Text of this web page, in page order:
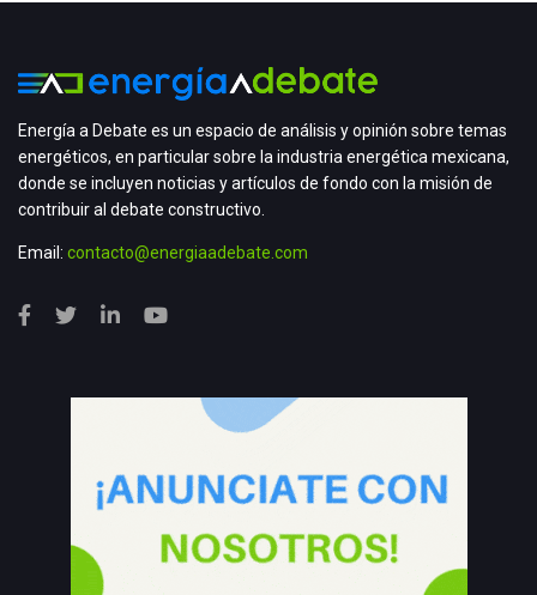
Energía a Debate es un espacio de análisis y opinión sobre temas
energéticos, en particular sobre la industria energética mexicana,
donde se incluyen noticias y artículos de fondo con la misión de
contribuir al debate constructivo.
Email: contacto@energiaadebate.com